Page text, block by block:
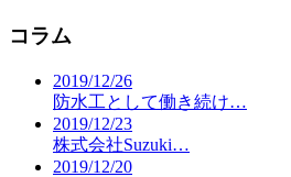
コラム
2019/12/26
防水工として働き続け…
2019/12/23
株式会社Suzuki…
2019/12/20